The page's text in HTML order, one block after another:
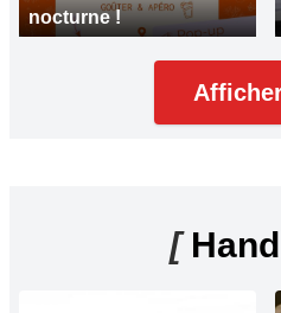
nocturne !
[